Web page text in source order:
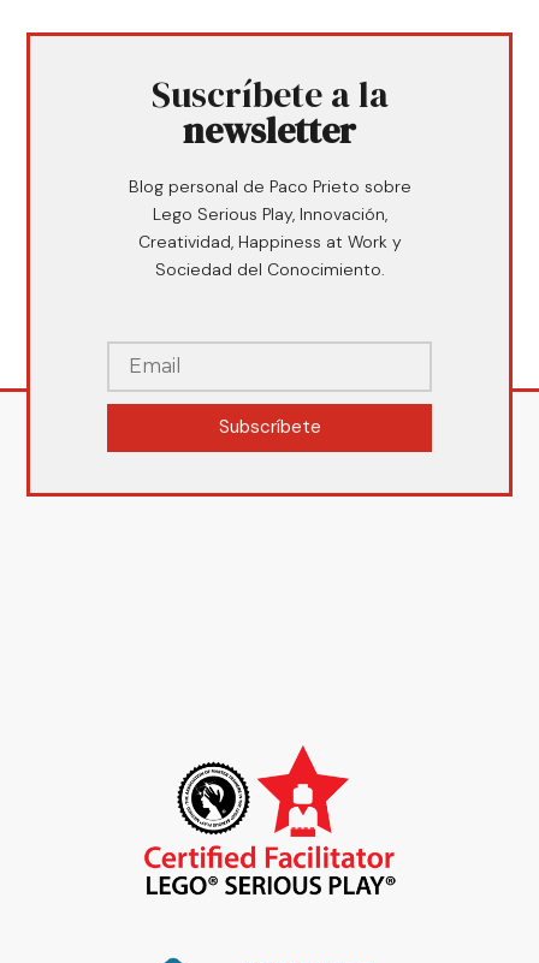
Suscríbete a la
newsletter
Blog personal de Paco Prieto sobre
Lego Serious Play, Innovación,
Creatividad, Happiness at Work y
Sociedad del Conocimiento.
Subscríbete